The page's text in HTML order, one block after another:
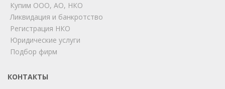
Купим ООО, АО, НКО
Ликвидация и банкротство
Регистрация НКО
Юридические услуги
Подбор фирм
КОНТАКТЫ
Telegram
Телефон